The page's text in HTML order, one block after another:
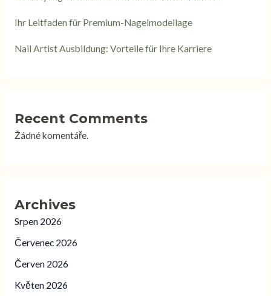
Ihr Leitfaden für Premium-Nagelmodellage
Nail Artist Ausbildung: Vorteile für Ihre Karriere
Recent Comments
Žádné komentáře.
Archives
Srpen 2026
Červenec 2026
Červen 2026
Květen 2026